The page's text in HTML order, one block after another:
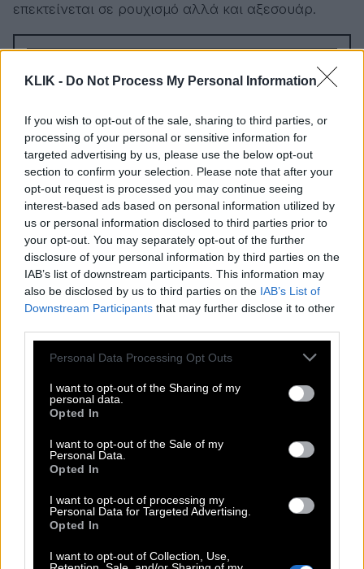
KLIK - Do Not Process My Personal Information
If you wish to opt-out of the sale, sharing to third parties, or
processing of your personal or sensitive information for
targeted advertising by us, please use the below opt-out
section to confirm your selection. Please note that after your
opt-out request is processed you may continue seeing
interest-based ads based on personal information utilized by
us or personal information disclosed to third parties prior to
your opt-out. You may separately opt-out of the further
disclosure of your personal information by third parties on the
IAB’s list of downstream participants. This information may
also be disclosed by us to third parties on the IAB’s List of
Downstream Participants that may further disclose it to other
Please note that this website/app uses one or more Google
not limited to your visit or usage behaviour. You may click to
grant or deny consent to Google and its third-party tags to
use your data for below specified purposes in below Google
consent section.
Personal Data Processing Opt Outs
I want to opt-out of the Sharing of my
personal data.
Opted In
I want to opt-out of the Sale of my
Personal Data.
Opted In
I want to opt-out of processing my
Personal Data for Targeted Advertising.
Opted In
I want to opt-out of Collection, Use,
επεκτείνεται σε ρουχισμό αλλά και αξεσουάρ.
ΑΥΤΟΚΙΝΗΤΟ
Σχετικά άρθρα
H Yamaha μηχανές και πιάνο, η Ferrari
είδωλα της pop κουλτούρας